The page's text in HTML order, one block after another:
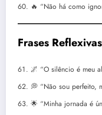
🔥 “Não há como
Frases
🌌 “O silêncio é meu
💭 “Não sou perfeito,
🌟 “Minha jornada é